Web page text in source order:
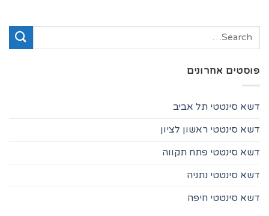
פוסטים אחרונים
דשא סינטטי תל אביב
דשא סינטטי ראשון לציון
דשא סינטטי פתח תקווה
דשא סינטטי נתניה
דשא סינטטי חיפה